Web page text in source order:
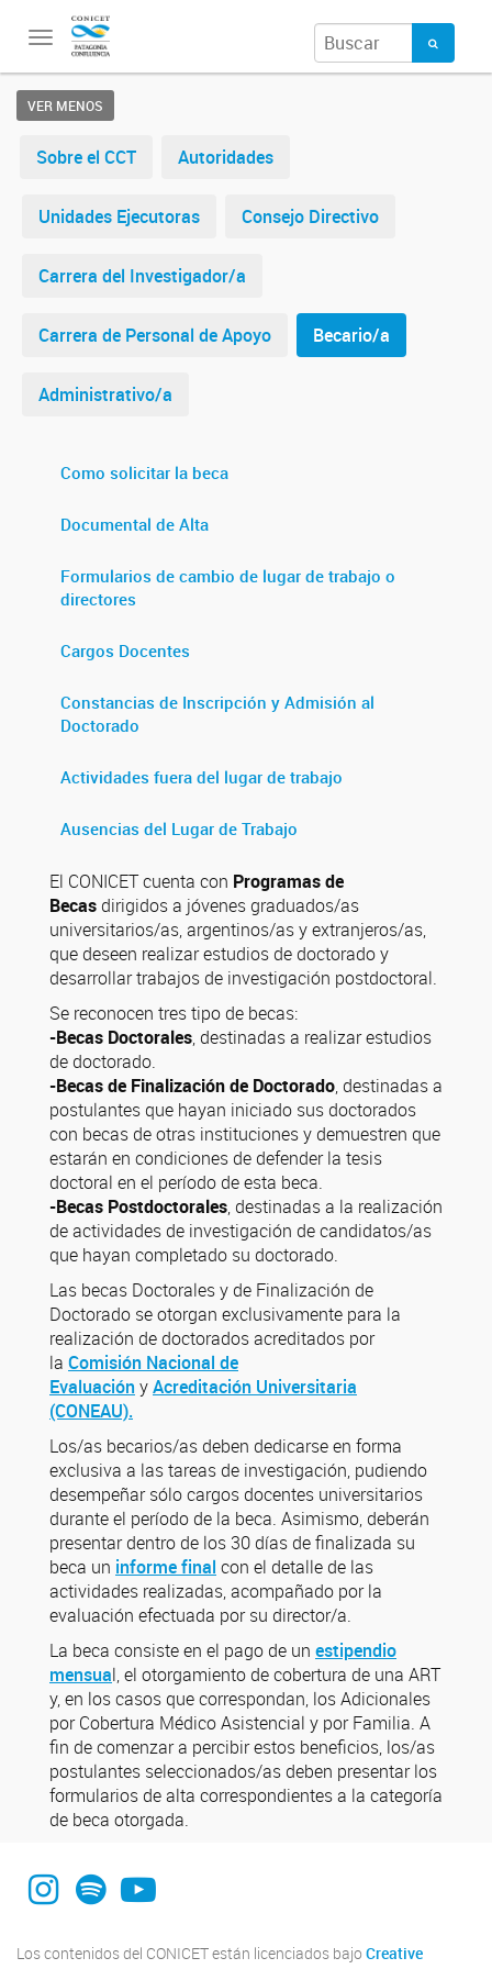
Toggle
navigation
VER MENOS
Sobre el CCT Autoridades
Unidades Ejecutoras Consejo Directivo
Carrera del Investigador/a
Carrera de Personal de Apoyo Becario/a
Administrativo/a
Como solicitar la beca
Documental de Alta
Formularios de cambio de lugar de trabajo o
directores
Cargos Docentes
Constancias de Inscripción y Admisión al
Doctorado
Actividades fuera del lugar de trabajo
Ausencias del Lugar de Trabajo
El CONICET cuenta con Programas de
Becasdirigidos a jóvenes graduados/as
universitarios/as, argentinos/as y extranjeros/as,
que deseen realizar estudios de doctorado y
desarrollar trabajos de investigación postdoctoral.
Se reconocen tres tipo de becas:
-Becas Doctorales, destinadas a realizar estudios
de doctorado.
-Becas de Finalización de Doctorado, destinadas a
postulantes que hayan iniciado sus doctorados
con becas de otras instituciones y demuestren que
estarán en condiciones de defender la tesis
doctoral en el período de esta beca.
-Becas Postdoctorales, destinadas a la realización
de actividades de investigación de candidatos/as
que hayan completado su doctorado.
Las becas Doctorales y de Finalización de
Doctorado se otorgan exclusivamente para la
realización de doctorados acreditados por
la Comisión Nacional de
EvaluaciónyAcreditación Universitaria
(CONEAU).
Los/as becarios/as deben dedicarse en forma
exclusiva a las tareas de investigación, pudiendo
desempeñar sólo cargos docentes universitarios
durante el período de la beca. Asimismo, deberán
presentar dentro de los 30 días de finalizada su
beca un informe final con el detalle de las
actividades realizadas, acompañado por la
evaluación efectuada por su director/a.
La beca consiste en el pago de un estipendio
mensual, el otorgamiento de cobertura de una ART
y, en los casos que correspondan, los Adicionales
por Cobertura Médico Asistencial y por Familia. A
fin de comenzar a percibir estos beneficios, los/as
postulantes seleccionados/as deben presentar los
formularios de alta correspondientes a la categoría
de beca otorgada.
Instagram
SpotifyYouTube
Los contenidos del CONICET están licenciados bajo Creative